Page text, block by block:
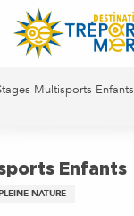
Multisports Enfants
Enfants
NATURE